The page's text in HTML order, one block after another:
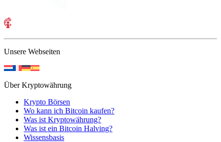
Unsere Webseiten
Über Kryptowährung
Krypto Börsen
Wo kann ich Bitcoin kaufen?
Was ist Kryptowährung?
Was ist ein Bitcoin Halving?
Wissensbasis